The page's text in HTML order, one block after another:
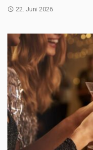
22. Juni 2026